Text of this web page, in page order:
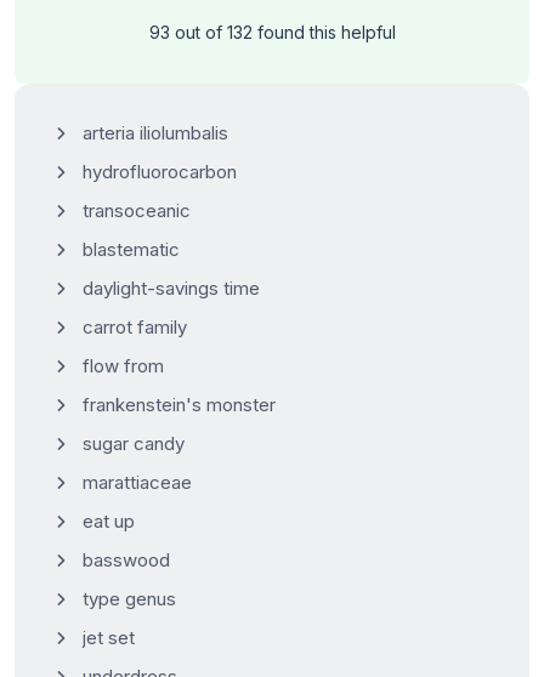
93 out of 132 found this helpful
arteria iliolumbalis
hydrofluorocarbon
transoceanic
blastematic
daylight-savings time
carrot family
flow from
frankenstein's monster
sugar candy
marattiaceae
eat up
basswood
type genus
jet set